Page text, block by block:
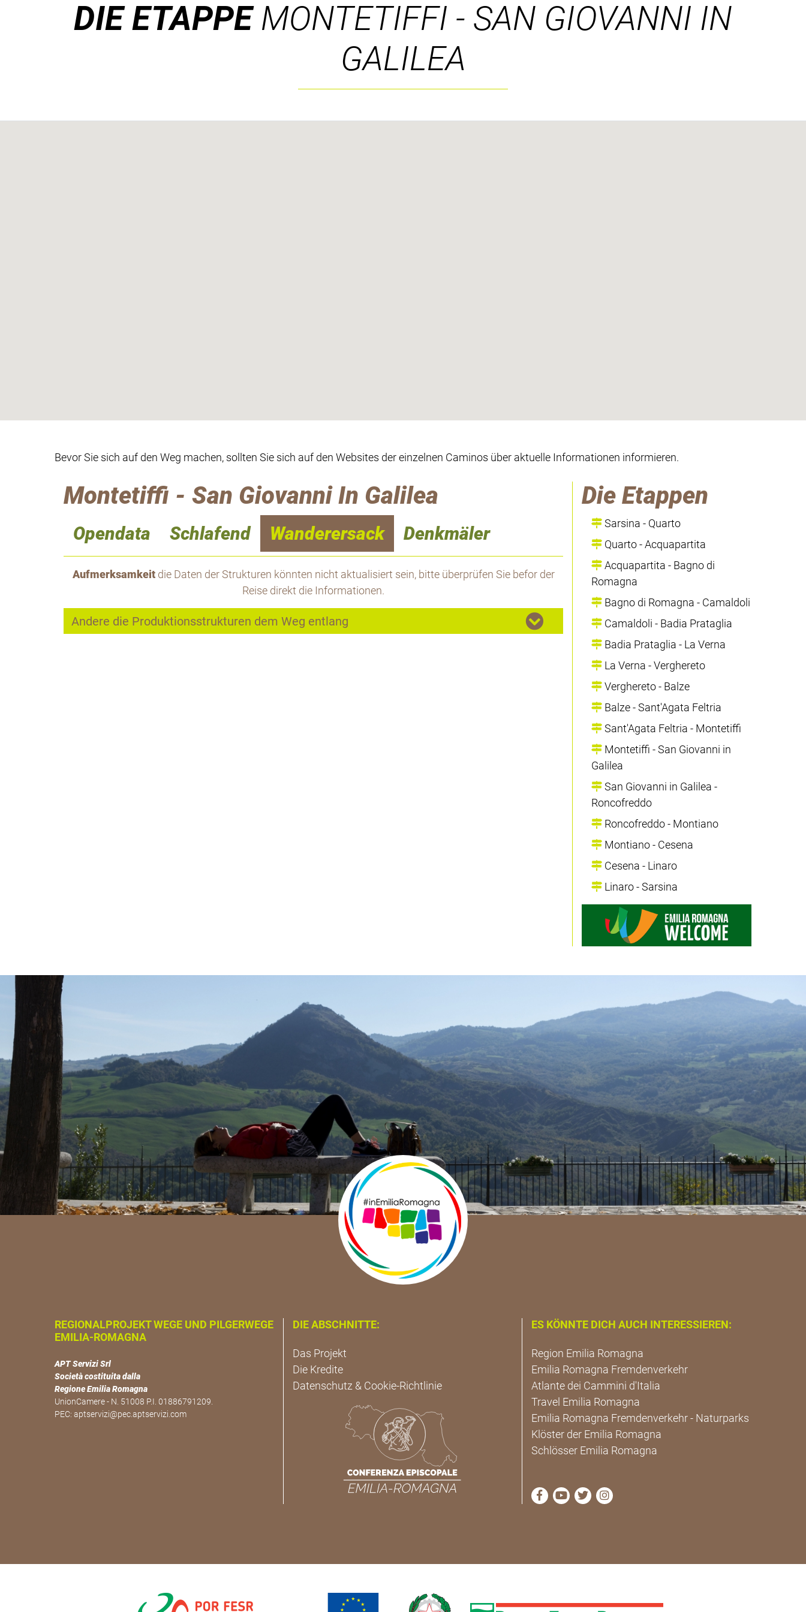
DIE ETAPPE MONTETIFFI - SAN GIOVANNI IN
GALILEA
Bevor Sie sich auf den Weg machen, sollten Sie sich auf den Websites der einzelnen Caminos über aktuelle Informationen informieren.
Montetiffi - San Giovanni In Galilea
Opendata Schlafend Wanderersack Denkmäler
Aufmerksamkeitdie Daten der Strukturen könnten nicht aktualisiert sein, bitte überprüfen Sie befor der
Reise direkt die Informationen.
Andere die Produktionsstrukturen dem Weg entlang
Die Etappen
Sarsina - Quarto
Quarto - Acquapartita
Acquapartita - Bagno di
Romagna
Bagno di Romagna - Camaldoli
Camaldoli - Badia Prataglia
Badia Prataglia - La Verna
La Verna - Verghereto
Verghereto - Balze
Balze - Sant'Agata Feltria
Sant'Agata Feltria - Montetiffi
Montetiffi - San Giovanni in
Galilea
San Giovanni in Galilea -
Roncofreddo
Roncofreddo - Montiano
Montiano - Cesena
Cesena - Linaro
Linaro - Sarsina
REGIONALPROJEKT WEGE UND PILGERWEGE
EMILIA-ROMAGNA
APT Servizi Srl
Società costituita dalla
Regione Emilia Romagna
UnionCamere - N. 51008 P.I. 01886791209.
PEC: aptservizi@pec.aptservizi.com
DIE ABSCHNITTE:
Das Projekt
Die Kredite
Datenschutz & Cookie-Richtlinie
ES KÖNNTE DICH AUCH INTERESSIEREN:
Region Emilia Romagna
Emilia Romagna Fremdenverkehr
Atlante dei Cammini d'Italia
Travel Emilia Romagna
Emilia Romagna Fremdenverkehr - Naturparks
Klöster der Emilia Romagna
Schlösser Emilia Romagna
die Seite Facebook von Cammini Emilia-Romagna
die Seite YouTube von Cammini Emilia-Romagna
die Seite Twitter von Cammini Emilia-
die Seite Instagram von Cammini Emilia-